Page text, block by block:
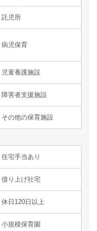
託児所
病児保育
児童養護施設
障害者支援施設
その他の保育施設
住宅手当あり
借り上げ社宅
休日120日以上
小規模保育園